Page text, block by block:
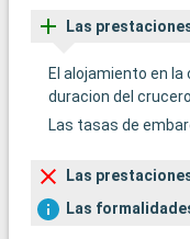
Las
El alojamiento en
duracion del crucero
Las tasas de
Las
Las